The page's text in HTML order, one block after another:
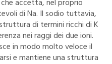
accetta, nel proprio
di Na. Il sodio tuttavia,
di termini ricchi di K
nei raggi dei due ioni.
in modo molto veloce il
e mantiene una struttura